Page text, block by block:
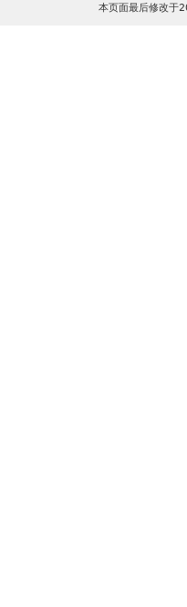
本页面最后修改于